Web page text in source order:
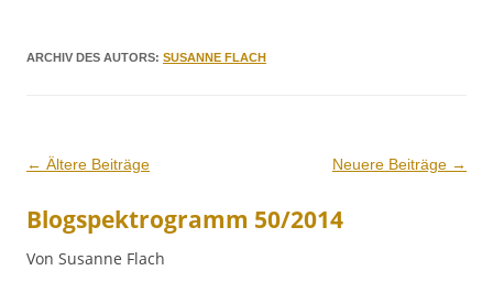
ARCHIV DES AUTORS: SUSANNE FLACH
Beitrags-
← Ältere Beiträge Neuere Beiträge →
Blogspektrogramm 50/2014
Von Susanne Flach